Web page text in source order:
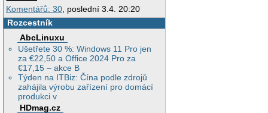
Komentářů: 30, poslední 3.4. 20:20
Rozcestník
AbcLinuxu
Ušetřete 30 %: Windows 11 Pro jen
za €22,50 a Office 2024 Pro za
€17,15 – akce B
Týden na ITBiz: Čína podle zdrojů
zahájila výrobu zařízení pro domácí
produkci v
HDmag.cz